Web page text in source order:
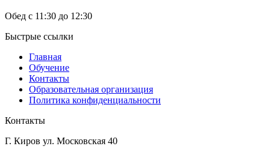
Обед с 11:30 до 12:30
Быстрые ссылки
Главная
Обучение
Контакты
Образовательная организация
Политика конфиденциальности
Контакты
Г. Киров ул. Московская 40